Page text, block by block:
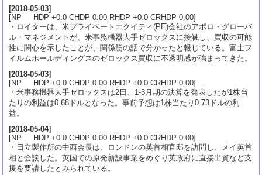
[2018-05-03]
[NP HDP +0.0 CHDP 0.00 RHDP +0.0 CRHDP 0.00]
・ロイターは、米プライベートエクイティ(PE)会社のアポロ・グローバ
ル・マネジメントが、米事務機器大手ゼロックスに接触し、買収の可能
性に関心を示したことが、関係筋の話で分かったと報じている。富士フ
イルムホールディングスのゼロックス買収に不透明感が強まってきた。
[2018-05-03]
[NP HDP +0.0 CHDP 0.00 RHDP +0.0 CRHDP 0.00]
・米事務機器大手ゼロックスは2日、1-3月期の決算を発表したが1株当
たりの利益は0.68ドルとなった。事前予想は1株当たり0.73ドルの利
益。
[2018-05-04]
[NP HDP +0.0 CHDP 0.00 RHDP +0.0 CRHDP 0.00]
・日立製作所の中西会長は、ロンドンの英首相官邸を訪問し、メイ英首
相と会談した。英国での原発新設事業をめぐり英政府に直接出資など支
援を要請したとみられている。